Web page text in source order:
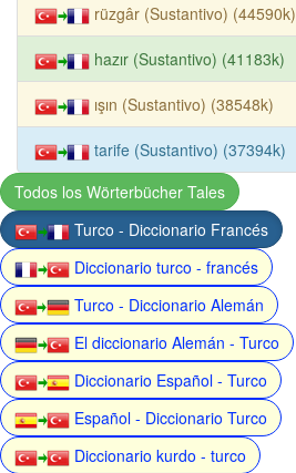
rüzgâr (Sustantivo) (44590k)
hazır (Sustantivo) (41183k)
ışın (Sustantivo) (38548k)
tarife (Sustantivo) (37394k)
Todos los Wörterbücher Tales
Turco - Diccionario Francés
Diccionario turco - francés
Turco - Diccionario Alemán
El diccionario Alemán - Turco
Diccionario Español - Turco
Español - Diccionario Turco
Diccionario kurdo - turco